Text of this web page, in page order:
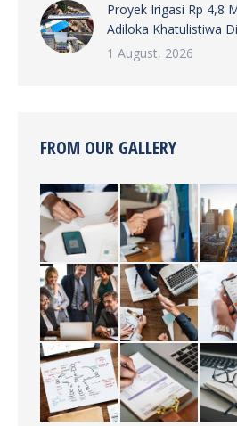
Proyek Irigasi Rp 4,8
Adiloka Khatulistiwa
1 August, 2026
FROM OUR GALLERY